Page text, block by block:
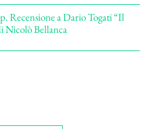
Recensione a Dario Togati “Il
Nicolò Bellanca